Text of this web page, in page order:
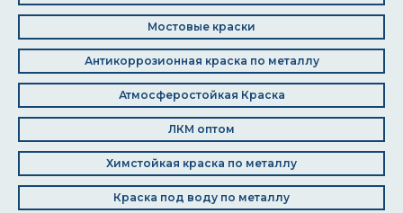
Мостовые краски
Антикоррозионная краска по металлу
Атмосферостойкая Краска
ЛКМ оптом
Химстойкая краска по металлу
Краска под воду по металлу